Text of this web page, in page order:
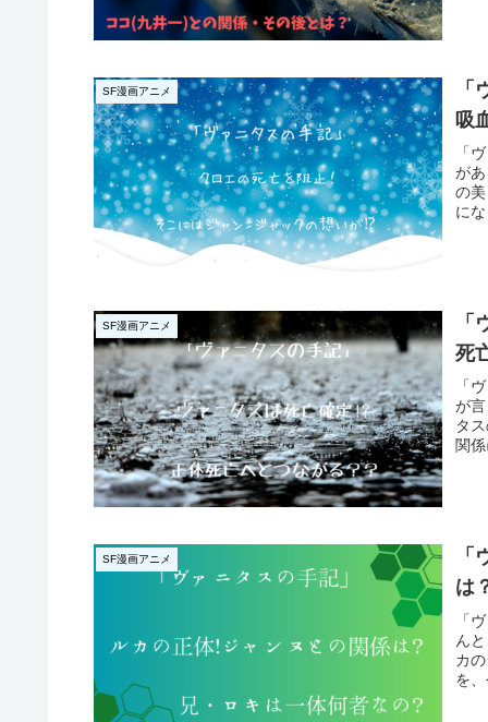
SF漫画アニメ
吸
「
が
の
に
SF漫画アニメ
死
「
が
タ
関
SF漫画アニメ
は
「
ん
カ
を